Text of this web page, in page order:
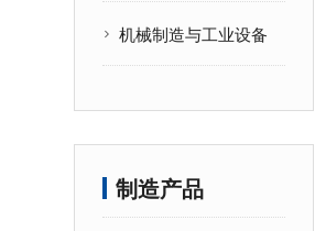
机械制造与工业设备
制造产品